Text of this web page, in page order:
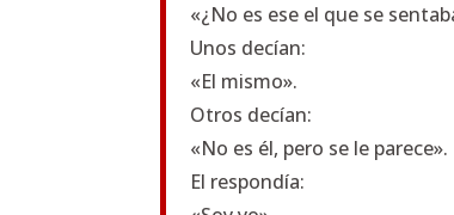
«¿No es ese el que se
Unos decían:
«El mismo».
Otros decían:
«No es él, pero se le parece».
El respondía: